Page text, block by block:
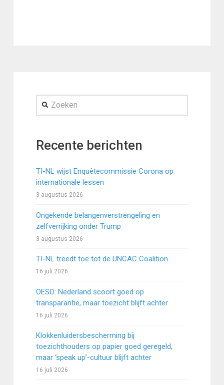
Zoeken
Recente berichten
TI-NL wijst Enquêtecommissie Corona op
internationale lessen
3 augustus 2026
Ongekende belangenverstrengeling en
zelfverrijking onder Trump
3 augustus 2026
TI-NL treedt toe tot de UNCAC Coalition
16 juli 2026
OESO: Nederland scoort goed op
transparantie, maar toezicht blijft achter
16 juli 2026
Klokkenluidersbescherming bij
toezichthouders op papier goed geregeld,
maar ‘speak up’-cultuur blijft achter
16 juli 2026